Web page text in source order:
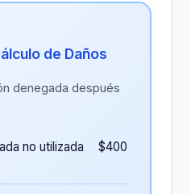
de Daños
denegada después
no utilizada
$400